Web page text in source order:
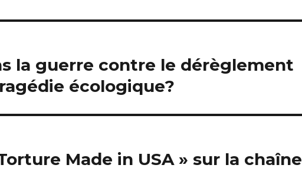
la guerre contre le dérèglement
écologique?
Made in USA » sur la chaîne